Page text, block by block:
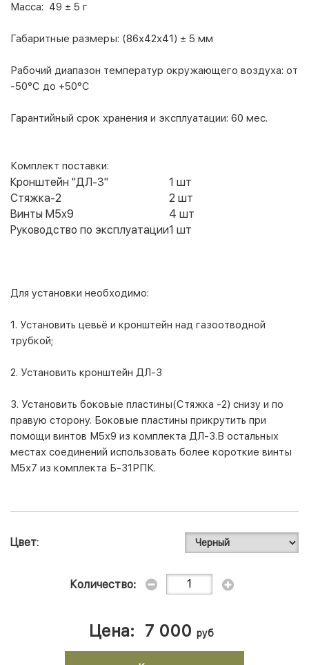
Масса: 49 ± 5 г
Габаритные размеры: (86х42х41) ± 5 мм
Рабочий диапазон температур окружающего воздуха: от
-50°С до +50°С
Гарантийный срок хранения и эксплуатации: 60 мес.
Комплект поставки:
Кронштейн "ДЛ-3"
1 шт
Стяжка-2
2 шт
Винты М5х9
4 шт
Руководство по эксплуатации1 шт
Для установки необходимо:
1. Установить цевьё и кронштейн над газоотводной
трубкой;
2. Установить кронштейн ДЛ-3
3. Установить боковые пластины(Стяжка -2) снизу и по
правую сторону. Боковые пластины прикрутить при
помощи винтов М5x9 из комплекта ДЛ-3.В остальных
местах соединений использовать более короткие винты
М5х7 из комплекта Б-31РПК.
Цвет
Количество:
Цена: 7 000 руб